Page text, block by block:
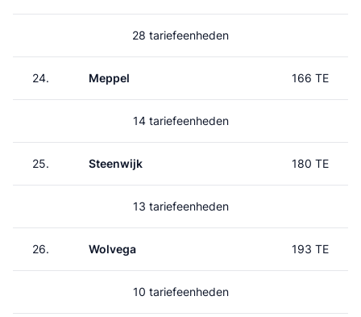
28 tariefeenheden
24. Meppel 166 TE
14 tariefeenheden
25. Steenwijk 180 TE
13 tariefeenheden
26. Wolvega 193 TE
10 tariefeenheden